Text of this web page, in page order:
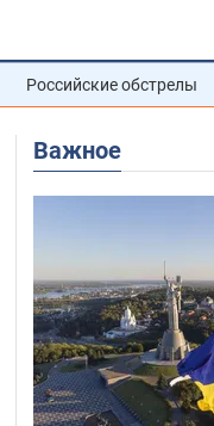
Российские обстрелы
Важное